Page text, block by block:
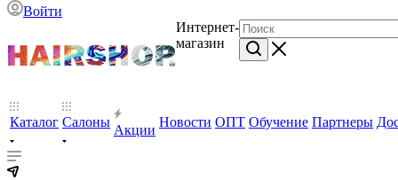
Войти
Интернет-
магазин
Каталог Салоны
Акции
Новости ОПТ Обучение Партнеры